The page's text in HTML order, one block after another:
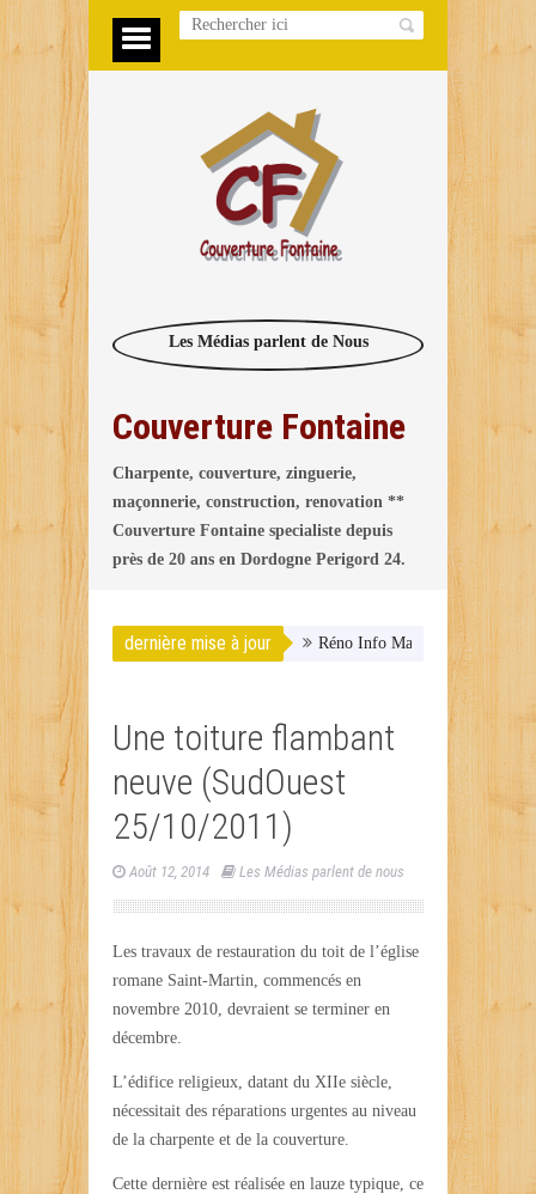
Les Médias parlent de Nous
Couverture Fontaine
Charpente, couverture, zinguerie,
maçonnerie, construction, renovation **
Couverture Fontaine specialiste depuis
près de 20 ans en Dordogne Perigord 24.
dernière mise à jour Réno Info Maison TV – 7
Une toiture flambant
neuve (SudOuest
25/10/2011)
Août 12, 2014 Les Médias parlent de nous
Les travaux de restauration du toit de l’église
romane Saint-Martin, commencés en
novembre 2010, devraient se terminer en
décembre.
L’édifice religieux, datant du XIIe siècle,
nécessitait des réparations urgentes au niveau
de la charpente et de la couverture.
Cette dernière est réalisée en lauze typique, ce